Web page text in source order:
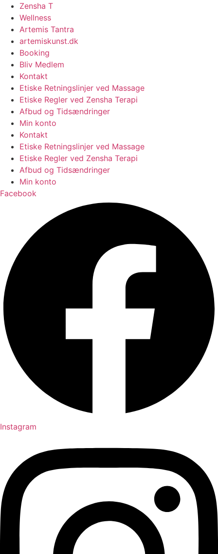
Zensha T
Wellness
Artemis Tantra
artemiskunst.dk
Booking
Bliv Medlem
Kontakt
Etiske Retningslinjer ved Massage
Etiske Regler ved Zensha Terapi
Afbud og Tidsændringer
Min konto
Kontakt
Etiske Retningslinjer ved Massage
Etiske Regler ved Zensha Terapi
Afbud og Tidsændringer
Min konto
Facebook
Instagram